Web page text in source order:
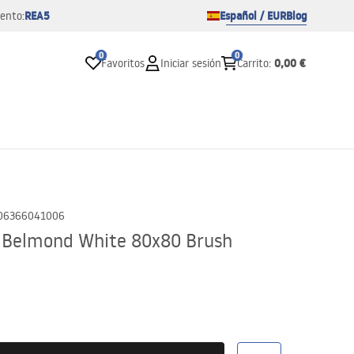
REA5 Español / EURBlog
0
Favoritos Iniciar sesión
0
Carrito: 0,00 €
White 80x80 Brush